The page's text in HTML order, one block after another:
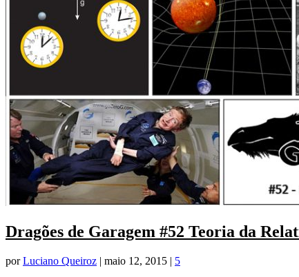
Dragões de Garagem #52 Teoria da
porLuciano Queiroz | maio 12, 2015 | 5